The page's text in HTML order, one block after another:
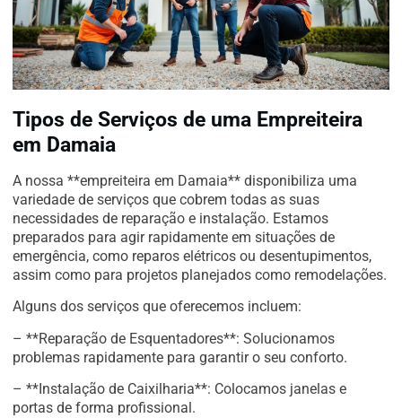
Tipos de Serviços de uma Empreiteira
em Damaia
A nossa **empreiteira em Damaia** disponibiliza uma
variedade de serviços que cobrem todas as suas
necessidades de reparação e instalação. Estamos
preparados para agir rapidamente em situações de
emergência, como reparos elétricos ou desentupimentos,
assim como para projetos planejados como remodelações.
Alguns dos serviços que oferecemos incluem:
– **Reparação de Esquentadores**: Solucionamos
problemas rapidamente para garantir o seu conforto.
– **Instalação de Caixilharia**: Colocamos janelas e
portas de forma profissional.